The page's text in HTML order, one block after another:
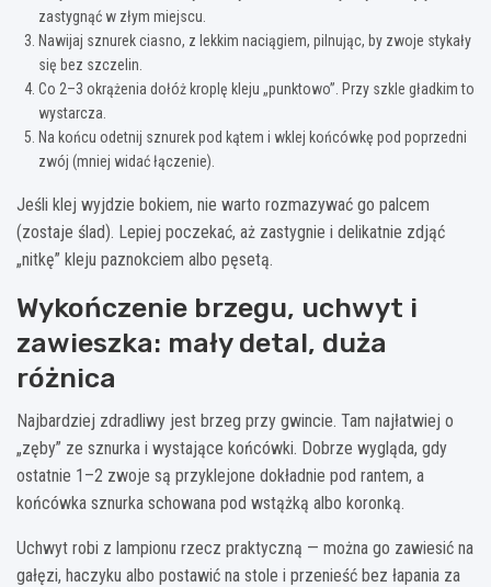
zastygnąć w złym miejscu.
Nawijaj sznurek ciasno, z lekkim naciągiem, pilnując, by zwoje stykały
się bez szczelin.
Co 2–3 okrążenia dołóż kroplę kleju „punktowo”. Przy szkle gładkim to
wystarcza.
Na końcu odetnij sznurek pod kątem i wklej końcówkę pod poprzedni
zwój (mniej widać łączenie).
Jeśli klej wyjdzie bokiem, nie warto rozmazywać go palcem
(zostaje ślad). Lepiej poczekać, aż zastygnie i delikatnie zdjąć
„nitkę” kleju paznokciem albo pęsetą.
Wykończenie brzegu, uchwyt i
zawieszka: mały detal, duża
różnica
Najbardziej zdradliwy jest brzeg przy gwincie. Tam najłatwiej o
„zęby” ze sznurka i wystające końcówki. Dobrze wygląda, gdy
ostatnie 1–2 zwoje są przyklejone dokładnie pod rantem, a
końcówka sznurka schowana pod wstążką albo koronką.
Uchwyt robi z lampionu rzecz praktyczną — można go zawiesić na
gałęzi, haczyku albo postawić na stole i przenieść bez łapania za